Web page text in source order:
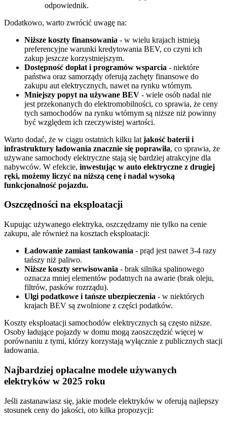
odpowiednik.
Dodatkowo, warto zwrócić uwagę na:
Niższe koszty finansowania - w wielu krajach istnieją
preferencyjne warunki kredytowania BEV, co czyni ich
zakup jeszcze korzystniejszym.
Dostępność dopłat i programów wsparcia - niektóre
państwa oraz samorządy oferują zachęty finansowe do
zakupu aut elektrycznych, nawet na rynku wtórnym.
Mniejszy popyt na używane BEV - wiele osób nadal nie
jest przekonanych do elektromobilności, co sprawia, że ceny
tych samochodów na rynku wtórnym są niższe niż powinny
być względem ich rzeczywistej wartości.
Warto dodać, że w ciągu ostatnich kilku lat jakość baterii i
infrastruktury ładowania znacznie się poprawiła, co sprawia, że
używane samochody elektryczne stają się bardziej atrakcyjne dla
nabywców. W efekcie, inwestując w auto elektryczne z drugiej
ręki, możemy liczyć na niższą cenę i nadal wysoką
funkcjonalność pojazdu.
Oszczędności na eksploatacji
Kupując używanego elektryka, oszczędzamy nie tylko na cenie
zakupu, ale również na kosztach eksploatacji:
Ładowanie zamiast tankowania - prąd jest nawet 3-4 razy
tańszy niż paliwo.
Niższe koszty serwisowania - brak silnika spalinowego
oznacza mniej elementów podatnych na awarie (brak oleju,
filtrów, pasków rozrządu).
Ulgi podatkowe i tańsze ubezpieczenia - w niektórych
krajach BEV są zwolnione z części podatków.
Koszty eksploatacji samochodów elektrycznych są często niższe.
Osoby ładujące pojazdy w domu mogą zaoszczędzić więcej w
porównaniu z tymi, którzy korzystają wyłącznie z publicznych stacji
ładowania.
Najbardziej opłacalne modele używanych
elektryków w 2025 roku
Jeśli zastanawiasz się, jakie modele elektryków w oferują najlepszy
stosunek ceny do jakości, oto kilka propozycji: